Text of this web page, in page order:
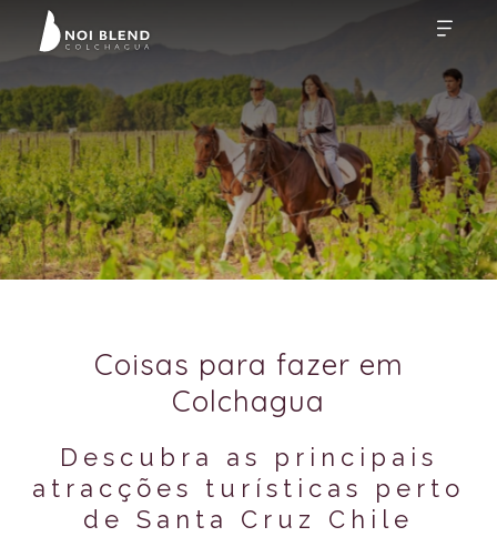
Coisas para fazer em
Colchagua
Descubra as principais
atracções turísticas perto
de Santa Cruz Chile